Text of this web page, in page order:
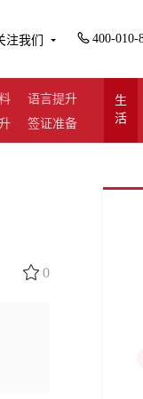
注我们 400-010-
语言提升
签证准备
生
活
0